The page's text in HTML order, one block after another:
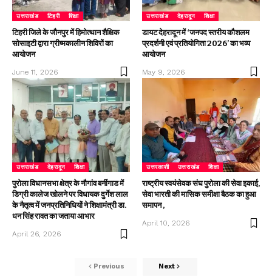
उत्तराखंड टिहरी शिक्षा
टिहरी जिले के जौनपुर में हिमोत्थान शैक्षिक
सोसाइटी द्वारा ग्रीष्मकालीन शिविरों का
आयोजन
June 11, 2026
उत्तराखंड देहरादून शिक्षा
डायट देहरादून में ‘जनपद स्तरीय कौशलम
प्रदर्शनी एवं प्रतियोगिता 2026’ का भव्य
आयोजन
May 9, 2026
उत्तराखंड देहरादून शिक्षा
पुरोला विधानसभा क्षेत्र के नौगांव बर्नीगाड में
डिग्री कालेज खोलने पर विधायक दुर्गेश लाल
के नैतृत्व में जनप्रतिनिधियों ने शिक्षामंत्री डा.
धन सिंह रावत का जताया आभार
April 26, 2026
उत्तरकाशी उत्तराखंड शिक्षा
राष्ट्रीय स्वयंसेवक संघ पुरोला की सेवा इकाई,
सेवा भारती की मासिक समीक्षा बैठक का हुआ
समापन ,
April 10, 2026
Previous Next